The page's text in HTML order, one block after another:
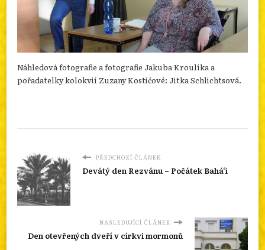
Náhledová fotografie a fotografie Jakuba Kroulíka a
pořadatelky kolokvií Zuzany Kostićové: Jitka Schlichtsová.
PŘEDCHOZÍ ČLÁNEK
Devátý den Rezvánu – Počátek Bahá‘í
NASLEDUJÍCÍ ČLÁNEK
Den otevřených dveří v církvi mormonů